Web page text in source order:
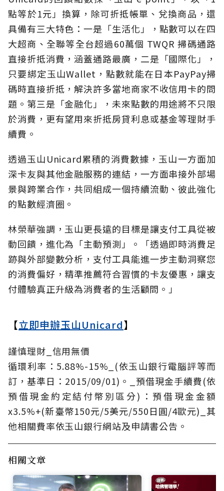
點等於1元」換算，除可折抵帳單、兌換商品，還
具備有三大特色：一是「生活化」，點數可以在四
大超商、全聯等全台超過60萬個 TWQR 掃碼通路
直接折抵消費，涵蓋通路最廣，二是「國際化」，
只要綁定玉山Wallet，點數就能在日本PayPay掃
碼時直接折抵，解決許多當地商家不收信用卡的問
題。第三是「金融化」，未來點數的用途將不只限
於消費，更有望用來折抵房貸利息或基金等理財手
續費。
透過玉山Unicard累積的消費數據，玉山一方面加
深卡友與其他金融服務的連結，一方面串接外部場
景與跨業合作，共同組成一個持續流動、彼此強化
的點數經濟圈。
林榮華強調，玉山更長遠的目標是讓支付工具從被
動回饋，進化為「主動預測」。「透過即時消費足
跡與外部變數分析，支付工具能進一步主動洞察您
的消費偏好，精準推薦符合習慣的卡友優惠，讓支
付體驗真正升級為消費者的生活顧問。」
【立即申辦玉山Unicard】
謹慎理財_信用無價
循環利率：5.88%-15%_(依玉山銀行電腦評等而
訂，基準日：2015/09/01)。_預借現金手續費(依
預借現金約定結付幣別區分)：預借現金金額
x3.5%+(新臺幣150元/5美元/550日圓/4歐元)_其
他相關費率依玉山銀行網站及申請書公告。
相關文章